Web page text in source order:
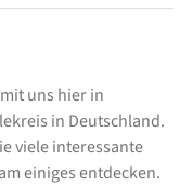
uns hier in
in Deutschland.
viele interessante
einiges entdecken.